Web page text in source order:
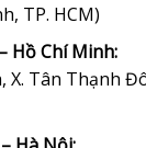
TP. HCM)
Hồ Chí Minh:
X. Tân Thạnh